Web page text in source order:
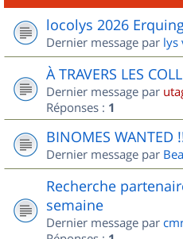
locolys 2026
Dernier message par lys
À TRAVERS LES
Dernier message par
Réponses : 1
BINOMES WANTED
Dernier message par
Recherche
semaine
Dernier message par